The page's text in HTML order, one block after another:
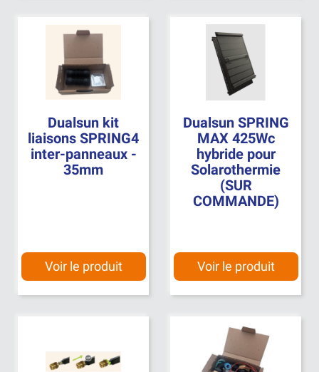
Dualsun kit
liaisons SPRING4
inter-panneaux -
35mm
Voir le produit
Dualsun SPRING
MAX 425Wc
hybride pour
Solarothermie
(SUR
COMMANDE)
Voir le produit